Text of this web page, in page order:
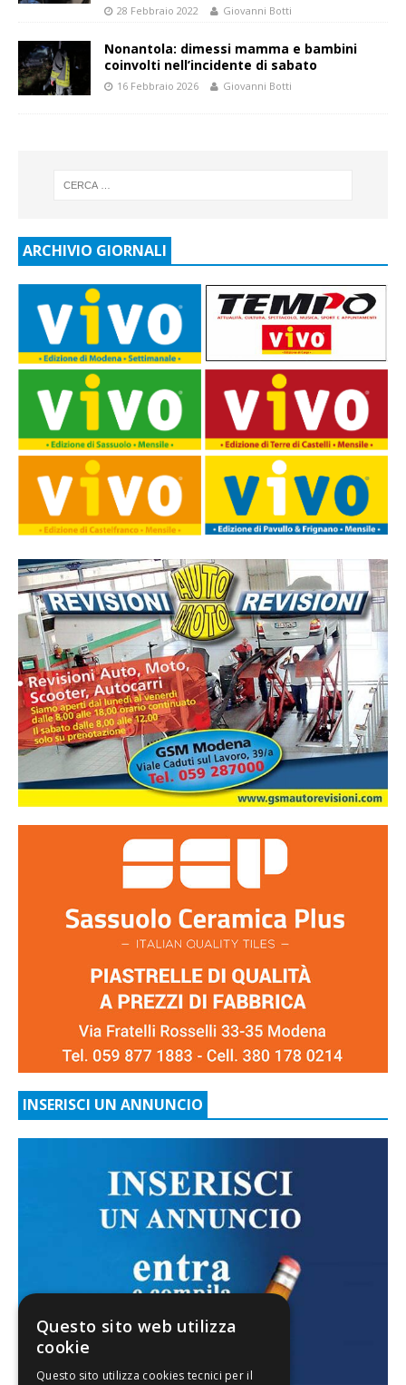
28 Febbraio 2022 Giovanni Botti
Nonantola: dimessi mamma e bambini
coinvolti nell’incidente di sabato
16 Febbraio 2026 Giovanni Botti
ARCHIVIO GIORNALI
INSERISCI UN ANNUNCIO
Questo sito web utilizza
cookie